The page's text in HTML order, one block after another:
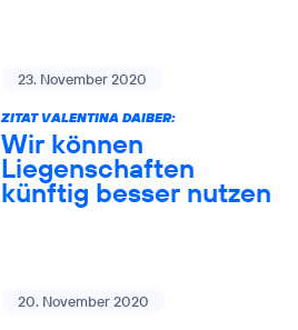
23. November 2020
ZITAT VALENTINA DAIBER:
Wir können
Liegenschaften
künftig besser nutzen
20. November 2020